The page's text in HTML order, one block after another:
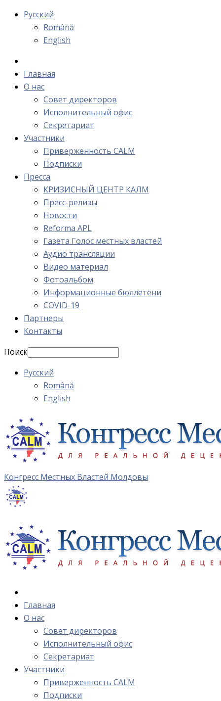
Русский
Română
English
Главная
О нас
Cовет директоров
Исполнительный офис
Cекретариат
Участники
Приверженность CALM
Подписки
Пресса
КРИЗИСНЫЙ ЦЕНТР КАЛМ
Пресс-релизы
Новости
Reforma APL
Газета Голос местных властей
Аудио трансляции
Видео материал
Фотоальбом
Информационные бюллетени
COVID-19
Партнеры
Контакты
Поиск
Русский
Română
English
Конгресс Местных Властей Молдовы
Главная
О нас
Cовет директоров
Исполнительный офис
Cекретариат
Участники
Приверженность CALM
Подписки